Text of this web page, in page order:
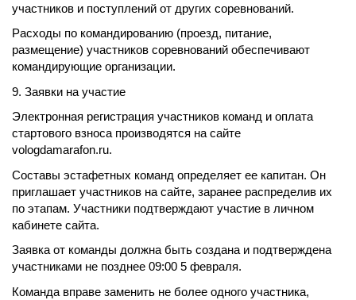
участников и поступлений от других соревнований.
Расходы по командированию (проезд, питание,
размещение) участников соревнований обеспечивают
командирующие организации.
9. Заявки на участие
Электронная регистрация участников команд и оплата
стартового взноса производятся на сайте
vologdamarafon.ru.
Составы эстафетных команд определяет ее капитан. Он
приглашает участников на сайте, заранее распределив их
по этапам. Участники подтверждают участие в личном
кабинете сайта.
Заявка от команды должна быть создана и подтверждена
участниками не позднее 09:00 5 февраля.
Команда вправе заменить не более одного участника,